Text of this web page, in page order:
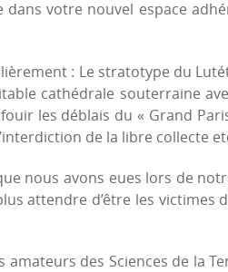
votre nouvel espace
: Le stratotype du
cathédrale souterraine
les déblais du « Grand
de la libre collecte
nous avons eues lors de
attendre d’être les victimes
amateurs des Sciences de la